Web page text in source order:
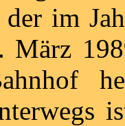
im
März